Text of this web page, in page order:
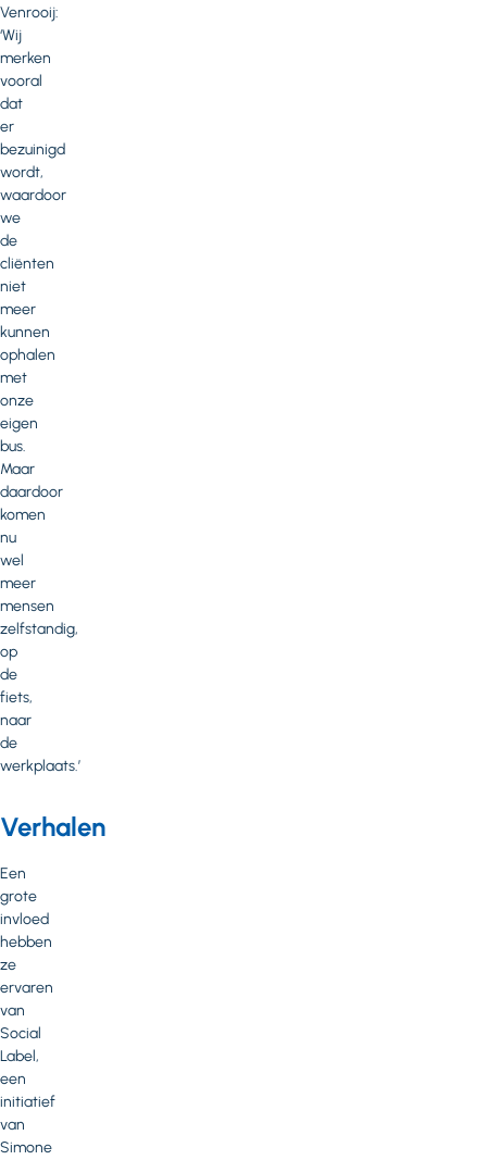
Venrooij:
‘Wij
merken
vooral
dat
er
bezuinigd
wordt,
waardoor
we
de
cliënten
niet
meer
kunnen
ophalen
met
onze
eigen
bus.
Maar
daardoor
komen
nu
wel
meer
mensen
zelfstandig,
op
de
fiets,
naar
de
werkplaats.’
Verhalen
Een
grote
invloed
hebben
ze
ervaren
van
Social
Label,
een
initiatief
van
Simone